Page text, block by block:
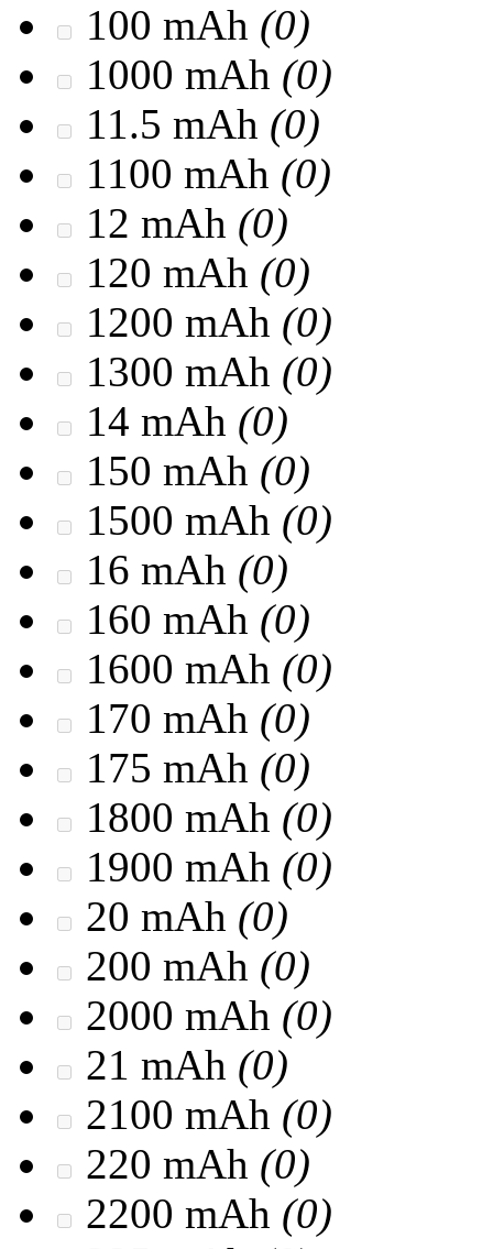
100 mAh (0)
1000 mAh (0)
11.5 mAh (0)
1100 mAh (0)
12 mAh (0)
120 mAh (0)
1200 mAh (0)
1300 mAh (0)
14 mAh (0)
150 mAh (0)
1500 mAh (0)
16 mAh (0)
160 mAh (0)
1600 mAh (0)
170 mAh (0)
175 mAh (0)
1800 mAh (0)
1900 mAh (0)
20 mAh (0)
200 mAh (0)
2000 mAh (0)
21 mAh (0)
2100 mAh (0)
220 mAh (0)
2200 mAh (0)